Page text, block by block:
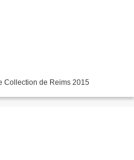
Collection de Reims 2015